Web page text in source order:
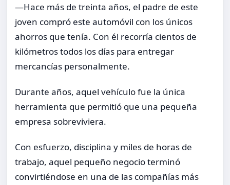
—Hace más de treinta años, el padre de este
joven compró este automóvil con los únicos
ahorros que tenía. Con él recorría cientos de
kilómetros todos los días para entregar
mercancías personalmente.
Durante años, aquel vehículo fue la única
herramienta que permitió que una pequeña
empresa sobreviviera.
Con esfuerzo, disciplina y miles de horas de
trabajo, aquel pequeño negocio terminó
convirtiéndose en una de las compañías más